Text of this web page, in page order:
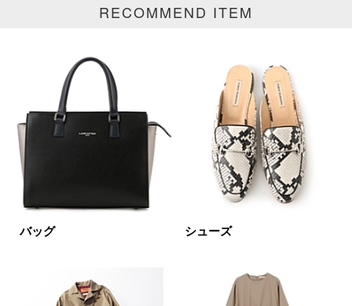
ホワイト グレー
ベージュ オレンジ
レッド ピンク
ブルー
ゴールド
RECOMMEND ITEM
バッグ シューズ